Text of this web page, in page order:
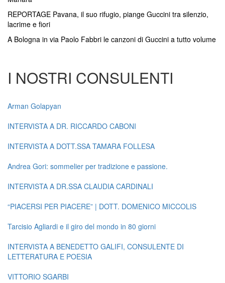
REPORTAGE Pavana, il suo rifugio, piange Guccini tra silenzio,
lacrime e fiori
A Bologna in via Paolo Fabbri le canzoni di Guccini a tutto volume
I NOSTRI CONSULENTI
Arman Golapyan
INTERVISTA A DR. RICCARDO CABONI
INTERVISTA A DOTT.SSA TAMARA FOLLESA
Andrea Gori: sommelier per tradizione e passione.
INTERVISTA A DR.SSA CLAUDIA CARDINALI
“PIACERSI PER PIACERE” | DOTT. DOMENICO MICCOLIS
Tarcisio Agliardi e il giro del mondo in 80 giorni
INTERVISTA A BENEDETTO GALIFI, CONSULENTE DI
LETTERATURA E POESIA
VITTORIO SGARBI